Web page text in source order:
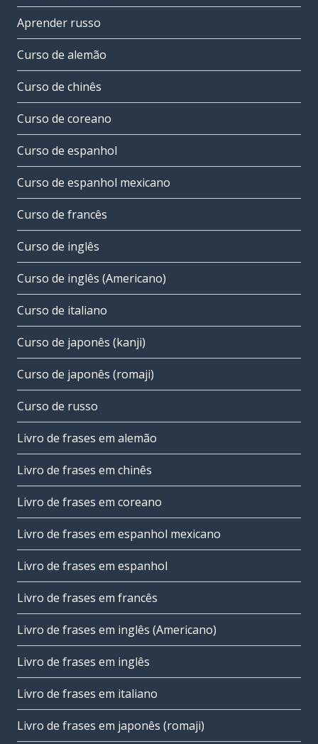
Aprender russo
Curso de alemão
Curso de chinês
Curso de coreano
Curso de espanhol
Curso de espanhol mexicano
Curso de francês
Curso de inglês
Curso de inglês (Americano)
Curso de italiano
Curso de japonês (kanji)
Curso de japonês (romaji)
Curso de russo
Livro de frases em alemão
Livro de frases em chinês
Livro de frases em coreano
Livro de frases em espanhol mexicano
Livro de frases em espanhol
Livro de frases em francês
Livro de frases em inglês (Americano)
Livro de frases em inglês
Livro de frases em italiano
Livro de frases em japonês (romaji)